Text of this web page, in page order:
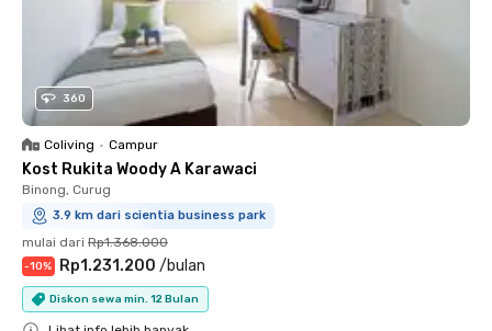
360
Coliving • Campur
Kost Rukita Woody A Karawaci
Binong, Curug
3.9 km dari scientia business park
mulai dari Rp1.368.000
-10% Rp1.231.200 /bulan
Diskon sewa min. 12 Bulan